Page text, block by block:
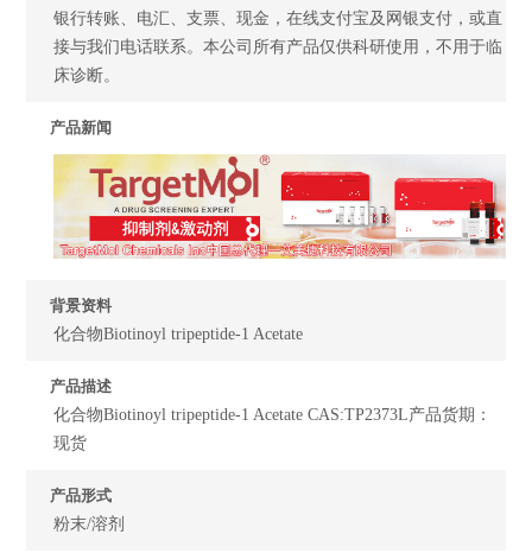
银行转账、电汇、支票、现金，在线支付宝及网银支付，或直
接与我们电话联系。本公司所有产品仅供科研使用，不用于临
床诊断。
产品新闻
背景资料
化合物Biotinoyl tripeptide-1 Acetate
产品描述
化合物Biotinoyl tripeptide-1 Acetate CAS:TP2373L产品货期：
现货
产品形式
粉末/溶剂